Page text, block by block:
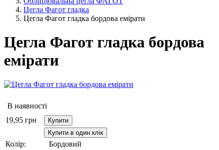
Цегла Фагот гладка
Цегла Фагот гладка бордова емірати
Цегла Фагот гладка бордова
емірати
В наявності
19,95 грн
Купити
Купити в один клік
Колір:
Бордовий